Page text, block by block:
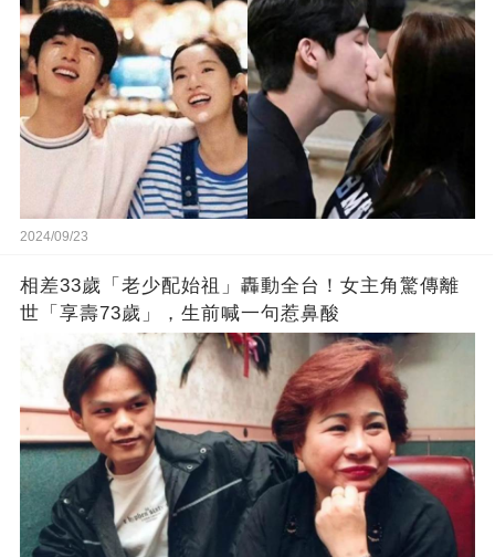
2024/09/23
相差33歲「老少配始祖」轟動全台！女主角驚傳離
世「享壽73歲」，生前喊一句惹鼻酸